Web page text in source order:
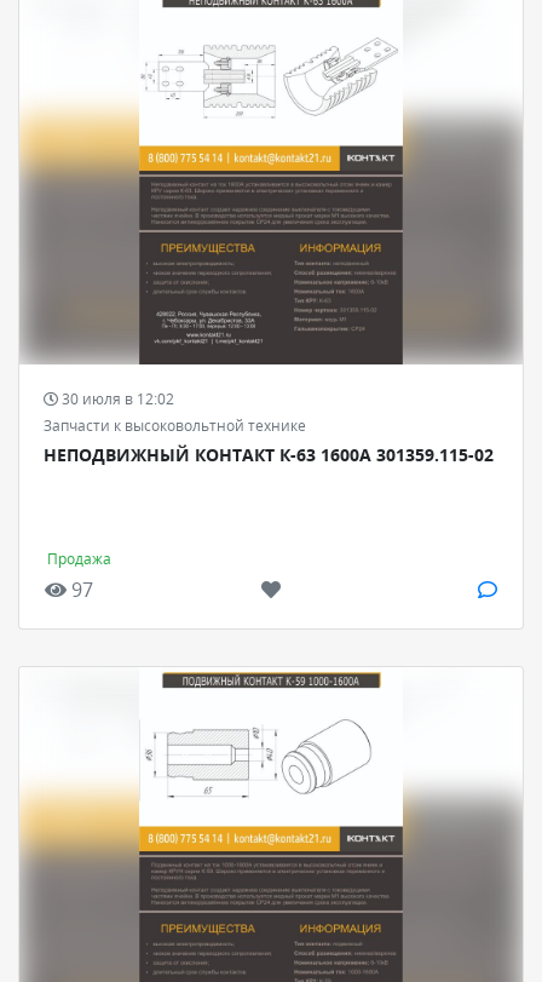
30 июля в 12:02
Запчасти к высоковольтной технике
НЕПОДВИЖНЫЙ КОНТАКТ К-63 1600А 301359.115-02
Продажа
97